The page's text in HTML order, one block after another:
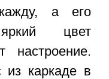
а его
цвет
настроение.
из каркаде в